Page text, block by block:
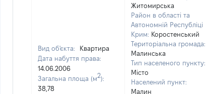
Вид об'єкта:
Квартира
Дата набуття права:
14.06.2006
Загальна площа (м2):
38,78
Житомирська
Район в області та
Автономній Республіці
Крим: Коростенський
Територіальна громада:
Малинська
Тип населеного пункту:
Місто
Населений пункт:
Малин